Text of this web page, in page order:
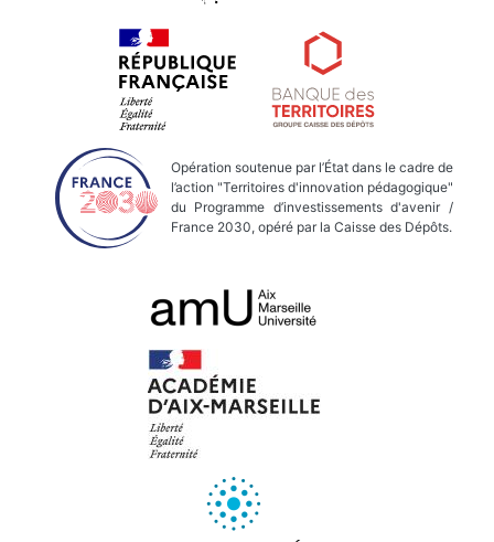
Opération soutenue par l’État dans le cadre de
l’action "Territoires d'innovation pédagogique"
du Programme d’investissements d'avenir /
France 2030, opéré par la Caisse des Dépôts.